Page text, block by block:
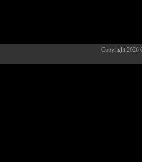
Copyright 2026